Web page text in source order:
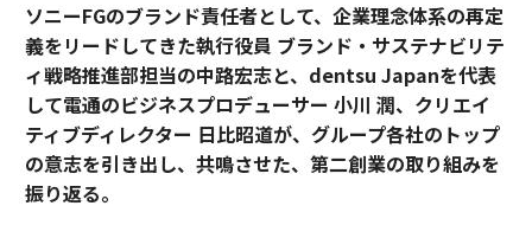
ソニーFGのブランド責任者として、企業理念体系の再定
義をリードしてきた執行役員 ブランド・サステナビリテ
ィ戦略推進部担当の中路宏志と、dentsu Japanを代表
して電通のビジネスプロデューサー 小川 潤、クリエイ
ティブディレクター 日比昭道が、グループ各社のトップ
の意志を引き出し、共鳴させた、第二創業の取り組みを
振り返る。